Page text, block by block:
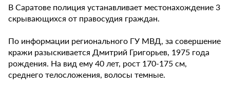
В Саратове полиция устанавливает местонахождение 3
скрывающихся от правосудия граждан.
По информации регионального ГУ МВД, за совершение
кражи разыскивается Дмитрий Григорьев, 1975 года
рождения. На вид ему 40 лет, рост 170-175 см,
среднего телосложения, волосы темные.